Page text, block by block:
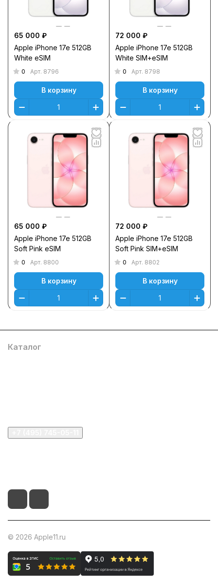
65 000 ₽
Apple iPhone 17e 512GB
White eSIM
0 Арт. 8796
В корзину
72 000 ₽
Apple iPhone 17e 512GB
White SIM+eSIM
0 Арт. 8798
В корзину
65 000 ₽
Apple iPhone 17e 512GB
Soft Pink eSIM
0 Арт. 8800
В корзину
72 000 ₽
Apple iPhone 17e 512GB
Soft Pink SIM+eSIM
0 Арт. 8802
В корзину
Каталог
© 2026 Apple11.ru